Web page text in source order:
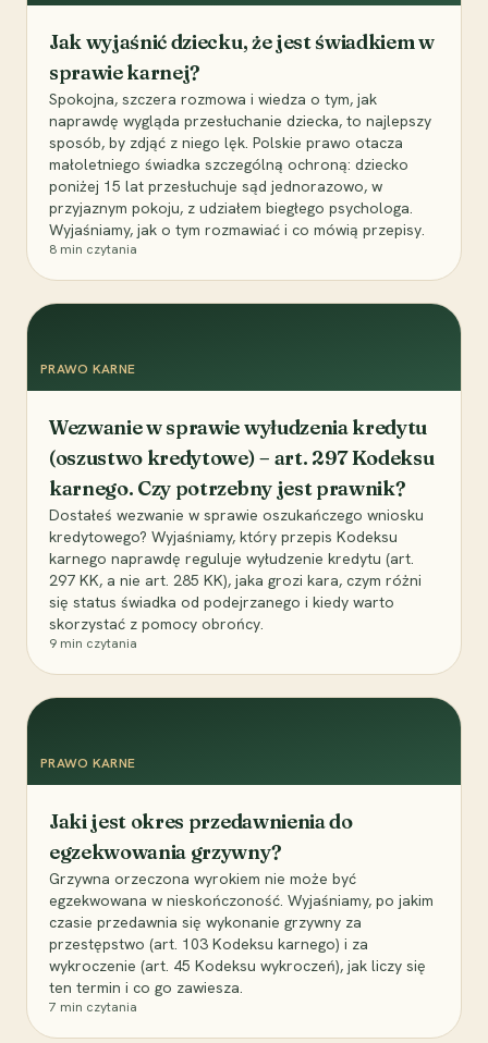
Jak wyjaśnić dziecku, że jest świadkiem w
sprawie karnej?
Spokojna, szczera rozmowa i wiedza o tym, jak
naprawdę wygląda przesłuchanie dziecka, to najlepszy
sposób, by zdjąć z niego lęk. Polskie prawo otacza
małoletniego świadka szczególną ochroną: dziecko
poniżej 15 lat przesłuchuje sąd jednorazowo, w
przyjaznym pokoju, z udziałem biegłego psychologa.
Wyjaśniamy, jak o tym rozmawiać i co mówią przepisy.
8 min czytania
PRAWO KARNE
Wezwanie w sprawie wyłudzenia kredytu
(oszustwo kredytowe) – art. 297 Kodeksu
karnego. Czy potrzebny jest prawnik?
Dostałeś wezwanie w sprawie oszukańczego wniosku
kredytowego? Wyjaśniamy, który przepis Kodeksu
karnego naprawdę reguluje wyłudzenie kredytu (art.
297 KK, a nie art. 285 KK), jaka grozi kara, czym różni
się status świadka od podejrzanego i kiedy warto
skorzystać z pomocy obrońcy.
9 min czytania
PRAWO KARNE
Jaki jest okres przedawnienia do
egzekwowania grzywny?
Grzywna orzeczona wyrokiem nie może być
egzekwowana w nieskończoność. Wyjaśniamy, po jakim
czasie przedawnia się wykonanie grzywny za
przestępstwo (art. 103 Kodeksu karnego) i za
wykroczenie (art. 45 Kodeksu wykroczeń), jak liczy się
ten termin i co go zawiesza.
7 min czytania